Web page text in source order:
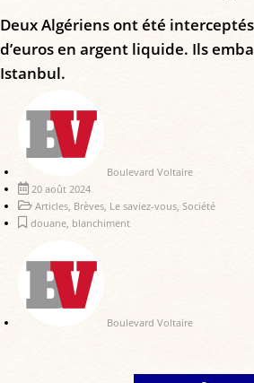
Deux Algériens ont été
d’euros en argent liquide. Ils
Istanbul.
Boulevard Voltaire
20 août 2024
Articles, Brèves, Le saviez-vous, Société
douane, blanchiment
Boulevard Voltaire